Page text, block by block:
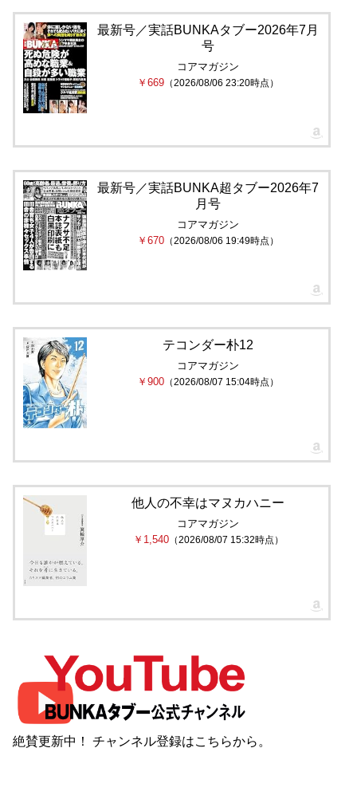
最新号／実話BUNKAタブー2026年7月
号
コアマガジン
￥669 （2026/08/06 23:20時点）
最新号／実話BUNKA超タブー2026年7
月号
コアマガジン
￥670 （2026/08/06 19:49時点）
テコンダー朴12
コアマガジン
￥900 （2026/08/07 15:04時点）
他人の不幸はマヌカハニー
コアマガジン
￥1,540（2026/08/07 15:32時点）
絶賛更新中！ チャンネル登録はこちらから。